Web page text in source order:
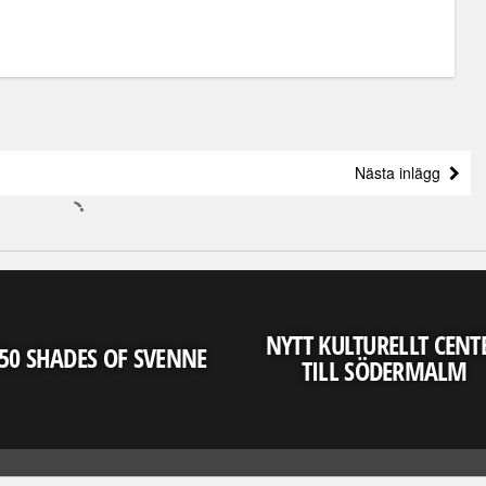
Nästa inlägg
SHADES OF SVENNE NYTT KULTURELLT
TILL SÖDERMALM